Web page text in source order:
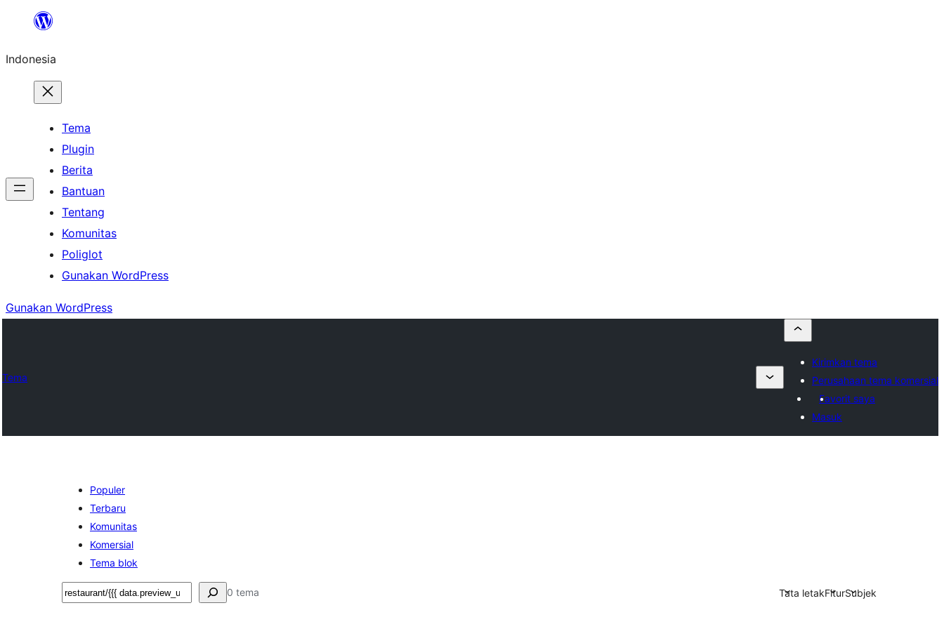
Lewati
konten
Indonesia
Tema
Plugin
Berita
Bantuan
Tentang
Komunitas
Poliglot
Gunakan WordPress
Gunakan WordPress
Tema
Kirimkan tema
Perusahaan tema komersial
Favorit saya
Masuk
Populer
Terbaru
Komunitas
Komersial
Tema blok
Cari 0 tema Tata letakFiturSubjek